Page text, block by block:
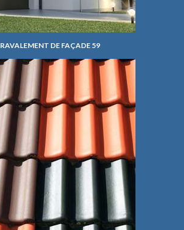
RAVALEMENT DE FAÇADE 59